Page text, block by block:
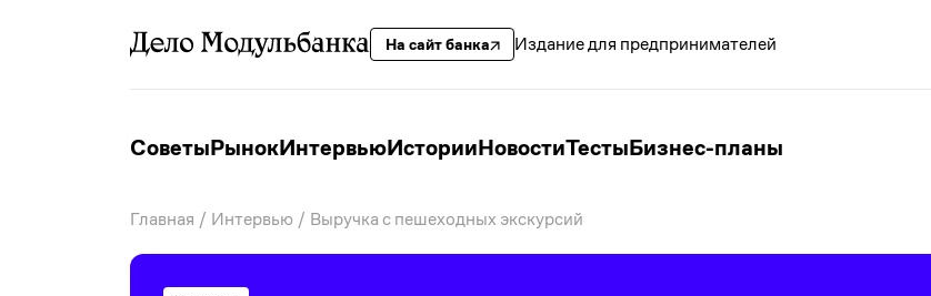
На сайт банка Издание для предпринимателей
СоветыРынокИнтервьюИсторииНовостиТестыБизнес-планы
Главная / Интервью / Выручка с пешеходных экскурсий